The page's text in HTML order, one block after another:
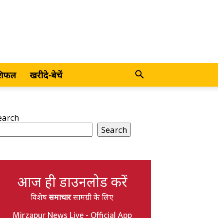
खरीदे-बेचें
Search
आज ही डाउनलोड करें
विशेषसमाचारसामग्री के लिए